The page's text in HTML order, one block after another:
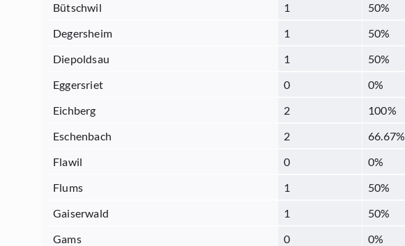
Bütschwil
1 50%
Degersheim
1 50%
Diepoldsau
1 50%
Eggersriet
0 0%
Eichberg
2 100%
Eschenbach
2 66.67%
Flawil
0 0%
Flums
1 50%
Gaiserwald
1 50%
Gams
0 0%